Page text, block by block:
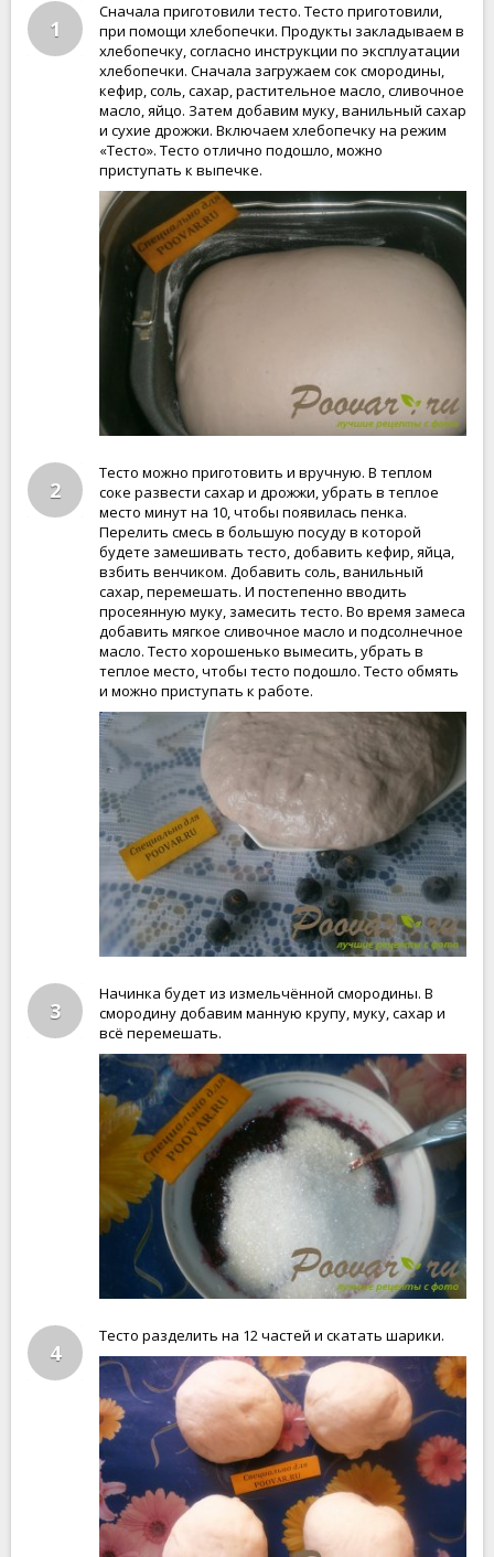
1
Сначала приготовили тесто. Тесто приготовили,
при помощи хлебопечки. Продукты закладываем в
хлебопечку, согласно инструкции по эксплуатации
хлебопечки. Сначала загружаем сок смородины,
кефир, соль, сахар, растительное масло, сливочное
масло, яйцо. Затем добавим муку, ванильный сахар
и сухие дрожжи. Включаем хлебопечку на режим
«Тесто». Тесто отлично подошло, можно
приступать к выпечке.
2
Тесто можно приготовить и вручную. В теплом
соке развести сахар и дрожжи, убрать в теплое
место минут на 10, чтобы появилась пенка.
Перелить смесь в большую посуду в которой
будете замешивать тесто, добавить кефир, яйца,
взбить венчиком. Добавить соль, ванильный
сахар, перемешать. И постепенно вводить
просеянную муку, замесить тесто. Во время замеса
добавить мягкое сливочное масло и подсолнечное
масло. Тесто хорошенько вымесить, убрать в
теплое место, чтобы тесто подошло. Тесто обмять
и можно приступать к работе.
3
Начинка будет из измельчённой смородины. В
смородину добавим манную крупу, муку, сахар и
всё перемешать.
4
Тесто разделить на 12 частей и скатать шарики.